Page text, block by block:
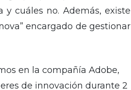
cuáles no. Además, existe
encargado de gestionar
en la compañía Adobe,
de innovación durante 2